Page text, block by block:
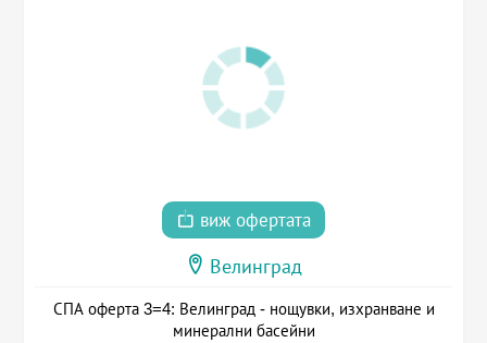
виж офертата
Велинград
СПА оферта 3=4: Велинград - нощувки, изхранване и
минерални басейни